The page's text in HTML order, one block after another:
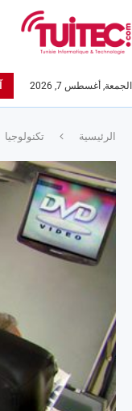
الجمعة, أغسطس 7, 2026
الرئيسية تكنولوجيا